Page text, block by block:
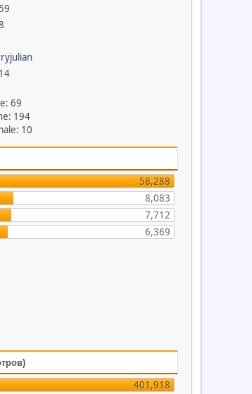
69
194
10
58,288
8,083
7,712
6,369
401,918